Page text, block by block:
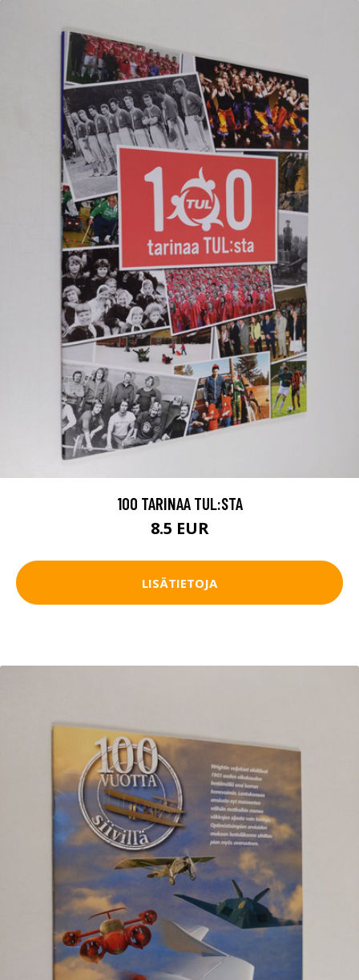
100 TARINAA TUL:STA
8.5 EUR
LISÄTIETOJA